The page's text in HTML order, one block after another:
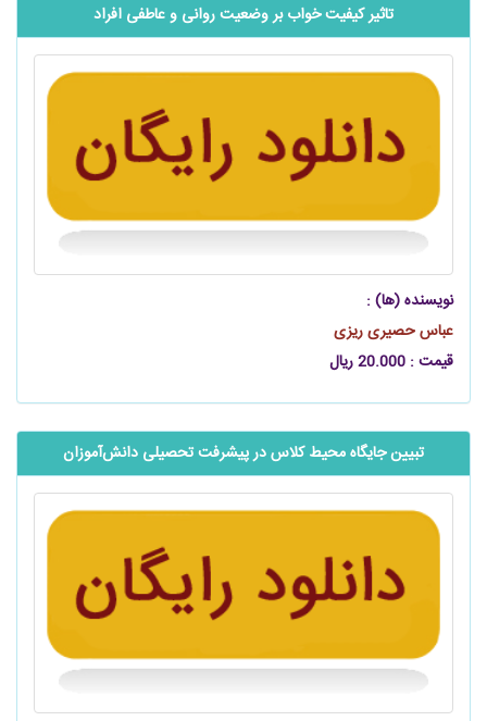
تاثیر کیفیت خواب بر وضعیت روانی و عاطفی افراد
نویسنده (ها) :
عباس حصیری ریزی
قیمت : 20.000 ریال
تبیین جایگاه محیط کلاس در پیشرفت تحصیلی ‌‌‌‌‌دانش‌آموزان